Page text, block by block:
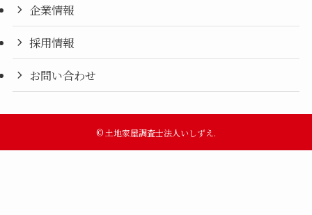
企業情報
採用情報
お問い合わせ
© 土地家屋調査士法人いしずえ.